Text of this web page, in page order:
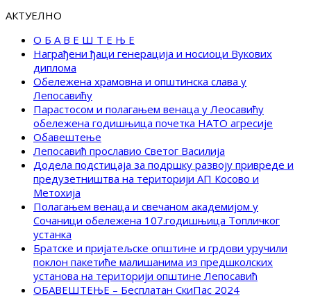
АКТУЕЛНО
О Б А В Е Ш Т Е Њ Е
Награђени ђаци генерација и носиоци Вукових
диплома
Обележена храмовна и општинска слава у
Лепосавићу
Парастосом и полагањем венаца у Леосавићу
обележена годишњица почетка НАТО агресије
Обавештење
Лепосавић прославио Светог Василија
Додела подстицаја за подршку развоју привреде и
предузетништва на територији АП Косово и
Метохија
Полагањем венаца и свечаном академијом у
Сочаници обележена 107.годишњица Топличког
устанка
Братске и пријатељске општине и грдови уручили
поклон пакетиће малишанима из предшколских
установа на територији општине Лепосавић
ОБАВЕШТЕЊЕ – Бесплатан СкиПас 2024